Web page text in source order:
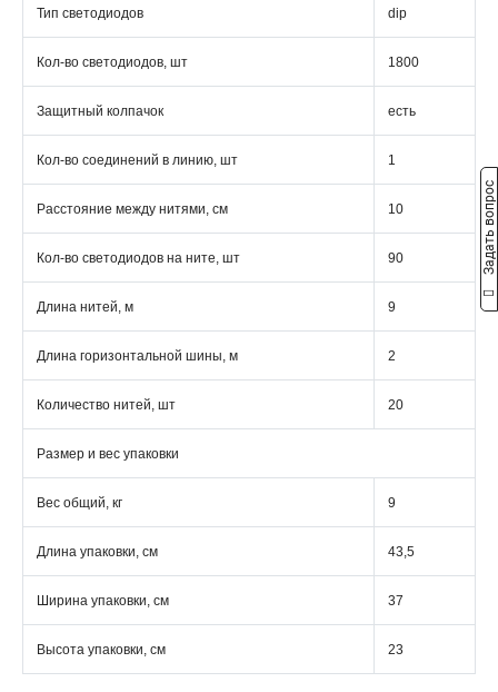
Тип светодиодов dip
Кол-во светодиодов, шт 1800
Защитный колпачок есть
Кол-во соединений в линию, шт 1
Расстояние между нитями, см 10
Кол-во светодиодов на ните, шт 90
Длина нитей, м 9
Длина горизонтальной шины, м 2
Количество нитей, шт 20
Размер и вес упаковки
Вес общий, кг 9
Длина упаковки, см 43,5
Ширина упаковки, см 37
Высота упаковки, см 23
Задать вопрос